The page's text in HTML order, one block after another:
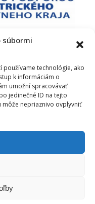
súbormi
používame technológie, ako
k informáciám o
umožní spracovávať
jedinečné ID na tejto
môže nepriaznivo ovplyvniť
©